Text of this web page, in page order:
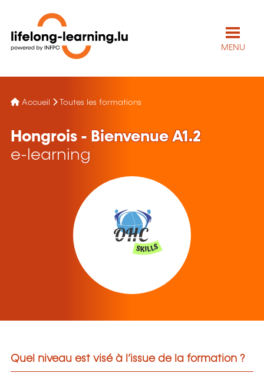
MENU
Accueil Toutes les formations
Hongrois - Bienvenue A1.2
e-learning
Quel niveau est visé à l’issue de la formation ?